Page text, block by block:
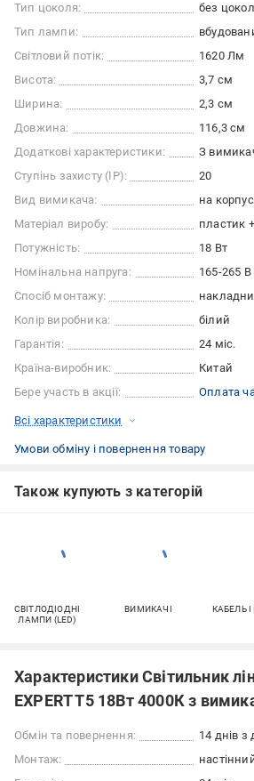
Тип цоколя:
без
Тип лампи:
Світловий потік:
1620 Лм
Висота:
3,7 см
Ширина:
2,3 см
Довжина:
116,3 см
Додаткові характеристики:
З
Ступінь захисту (IP):
20
Вид вимикача:
на
Матеріал виробу:
пластик
Потужність:
18 Вт
Номінальна напруга:
165-265 В
Спосіб монтажу:
Колір виробника:
білий
Гарантія:
24 міс.
Країна-виробник:
Китай
Бере участь в акції:
Оплата
Всі характеристики
Умови обміну і повернення товару
Також купують з категорій
СВІТЛОДІОДНІ
ЛАМПИ (LED)
ВИМИКАЧІ КАБЕЛЬ І
Характеристики Світильник
EXPERT T5 18Вт 4000К з
Обмін та повернення:
14 днів з
Монтаж: